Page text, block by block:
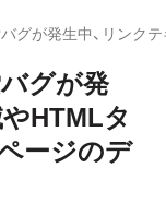
グが発生中、リンク
グが発
HTMLタ
ージのデ